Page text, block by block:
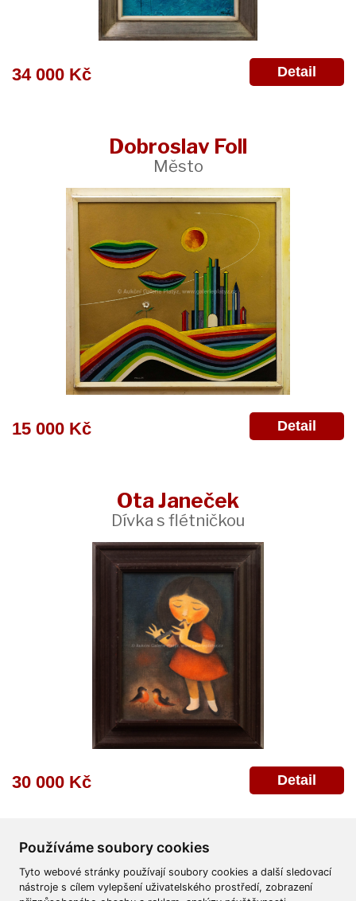
Používáme soubory cookies
Tyto webové stránky používají soubory cookies a další sledovací
nástroje s cílem vylepšení uživatelského prostředí, zobrazení
34 000 Kč Detail
Dobroslav Foll
Město
15 000 Kč Detail
Ota Janeček
Dívka s flétničkou
30 000 Kč Detail